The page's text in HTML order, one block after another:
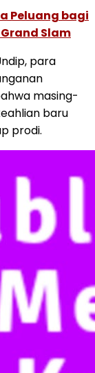
Peluang bagi
Slam
para
masing-
baru
prodi.